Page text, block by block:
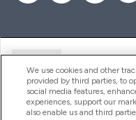
Produtos
We use cookies and other
provided by third parties, to
social media features,
experiences, support our
also enable us and third